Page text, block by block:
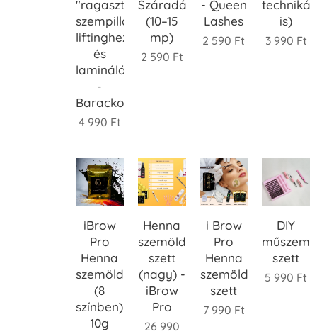
"ragasztó"
szempilla
liftinghez
és
lamináláshoz
-
Barackos
4 990 Ft
Száradású
(10–15
mp)
2 590 Ft
- Queen
Lashes
2 590 Ft
is)
3 990 Ft
iBrow
Pro
Henna
szemöldökfesték
(8
színben)
10g
Henna
szemöldökfesték
szett
(nagy) -
iBrow
Pro
26 990
i Brow
Pro
Henna
szemöldökfesték
szett
7 990 Ft
DIY
szett
5 990 Ft